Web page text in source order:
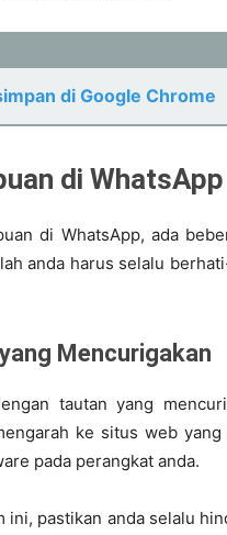
di Google Chrome
di WhatsApp
di WhatsApp, ada
anda harus selalu
yang Mencurigakan
tautan yang
ke situs web
pada perangkat anda.
pastikan anda selalu